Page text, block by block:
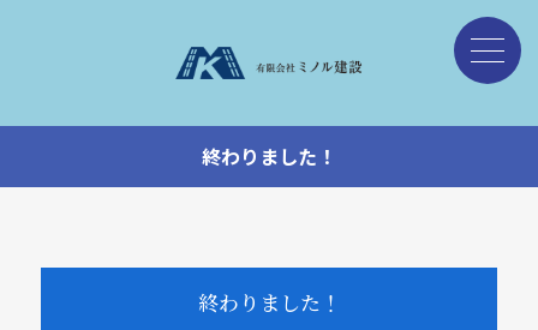
終わりました！
終わりました！